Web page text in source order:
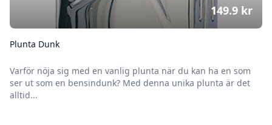
Plunta Dunk
Varför nöja sig med en vanlig plunta när du kan ha en som
ser ut som en bensindunk? Med denna unika plunta är det
alltid...
149.9 kr